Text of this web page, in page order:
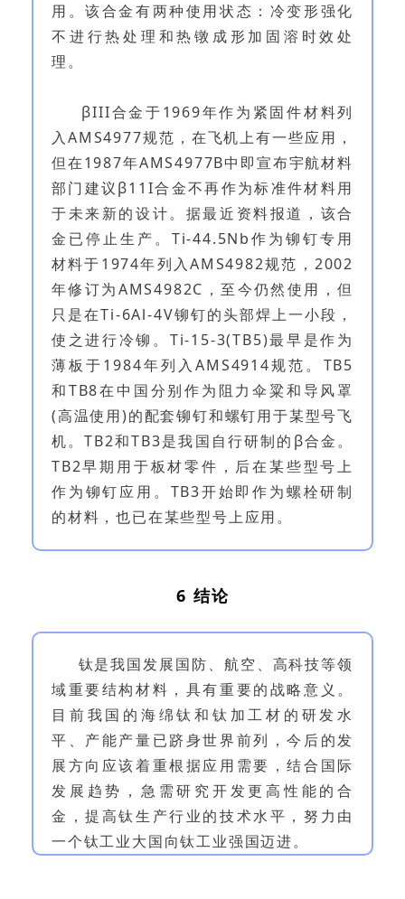
用。该合金有两种使用状态：冷变形强化
不进行热处理和热镦成形加固溶时效处
理。
βIII合金于1969年作为紧固件材料列
入AMS4977规范，在飞机上有一些应用，
但在1987年AMS4977B中即宣布宇航材料
部门建议β11I合金不再作为标准件材料用
于未来新的设计。据最近资料报道，该合
金已停止生产。Ti-44.5Nb作为铆钉专用
材料于1974年列入AMS4982规范，2002
年修订为AMS4982C，至今仍然使用，但
只是在Ti-6Al-4V铆钉的头部焊上一小段，
使之进行冷铆。Ti-15-3(TB5)最早是作为
薄板于1984年列入AMS4914规范。TB5
和TB8在中国分别作为阻力伞粱和导风罩
(高温使用)的配套铆钉和螺钉用于某型号飞
机。TB2和TB3是我国自行研制的β合金。
TB2早期用于板材零件，后在某些型号上
作为铆钉应用。TB3开始即作为螺栓研制
的材料，也已在某些型号上应用。
6 结论
钛是我国发展国防、航空、高科技等领
域重要结构材料，具有重要的战略意义。
目前我国的海绵钛和钛加工材的研发水
平、产能产量已跻身世界前列，今后的发
展方向应该着重根据应用需要，结合国际
发展趋势，急需研究开发更高性能的合
金，提高钛生产行业的技术水平，努力由
一个钛工业大国向钛工业强国迈进。